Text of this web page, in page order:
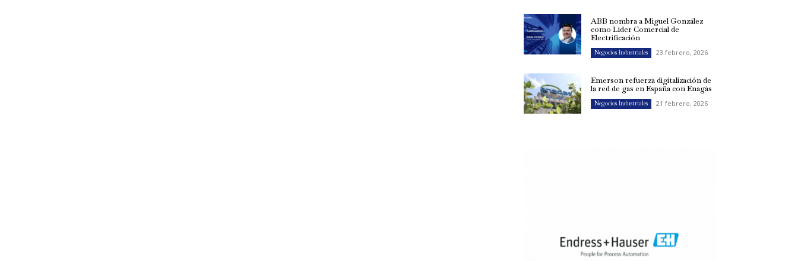
ABB nombra a Miguel González
como Líder Comercial de
Electrificación
Negocios Industriales 23 febrero, 2026
Emerson refuerza digitalización de
la red de gas en España con Enagás
Negocios Industriales 21 febrero, 2026